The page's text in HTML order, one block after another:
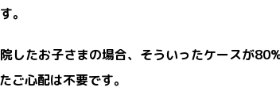
。
したお子さまの場合、そういったケースが
ご心配は不要です。